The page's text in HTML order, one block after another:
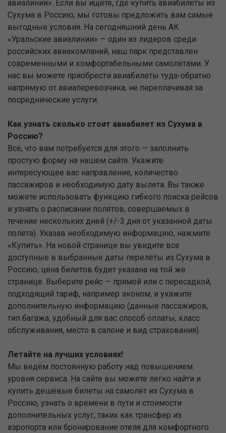
авиалинии». Если вы ищете, где купить авиабилеты из
Сухума в Россию, мы готовы предложить вам самые
выгодные условия. На сегодняшний день АК
«Уральские авиалинии» — один из лидеров среди
российских авиакомпаний, наш парк представлен
современными и комфортабельными самолётами. У
нас вы можете приобрести авиабилеты туда-обратно
напрямую от авиаперевозчика, не переплачивая за
посреднические услуги.
Как узнать сколько стоит авиабилет из Сухума в
Россию?
Всё, что вам потребуется для этого — заполнить
простую форму на нашем сайте. Укажите
интересующее вас направление, количество
пассажиров и необходимую дату вылета. Вы также
можете использовать функцию гибкого поиска рейсов
и узнать о расписании полётов, совершаемых в
течение нескольких дней (+/-3 дня от указанной даты
полёта). Указав необходимую информацию, нажмите
«Купить». На новой странице вы увидите все
доступные в выбранные даты перелёты из Сухума в
Россию, цена билетов будет указана на той же
странице. Выберите рейс — прямой или с пересадкой,
подходящий тариф, например эконом, и укажите
дополнительную информацию (данные пассажиров,
тип багажа, удобный для вас способ оплаты, класс
обслуживания, место в салоне и вид страхования).
Летайте на лучших условиях!
Мы ведём постоянную работу над повышением
уровня сервиса. На сайте вы можете легко найти и
купить дешёвые билеты на самолёт из Сухума в
Россию, узнать о времени в пути и стоимости
дополнительных услуг, таких как трансфер из
аэропорта или бронирование отеля для комфортного